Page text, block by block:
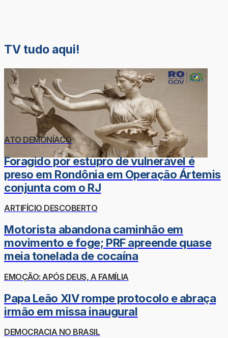
TV tudo aqui!
ATO DEMONÍACO
Foragido por estupro de vulnerável é
preso em Rondônia em Operação Ártemis
conjunta com o RJ
ARTIFÍCIO DESCOBERTO
Motorista abandona caminhão em
movimento e foge; PRF apreende quase
meia tonelada de cocaína
EMOÇÃO: APÓS DEUS, A FAMÍLIA
Papa Leão XIV rompe protocolo e abraça
irmão em missa inaugural
DEMOCRACIA NO BRASIL